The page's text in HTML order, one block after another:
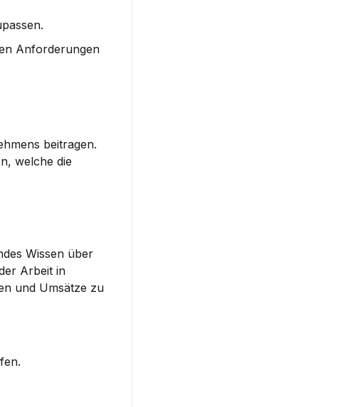
Anforderungen
beitragen.
welche die
Wissen über
Arbeit in
und Umsätze zu